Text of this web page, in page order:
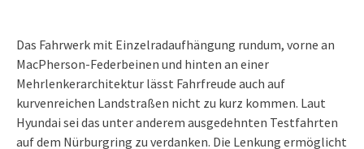
Das Fahrwerk mit Einzelradaufhängung rundum, vorne an
MacPherson-Federbeinen und hinten an einer
Mehrlenkerarchitektur lässt Fahrfreude auch auf
kurvenreichen Landstraßen nicht zu kurz kommen. Laut
Hyundai sei das unter anderem ausgedehnten Testfahrten
auf dem Nürburgring zu verdanken. Die Lenkung ermöglicht